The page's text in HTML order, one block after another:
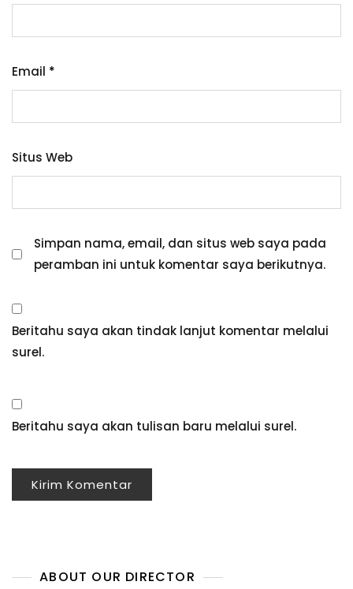
Email *
Situs Web
Simpan nama, email, dan situs web saya pada
peramban ini untuk komentar saya berikutnya.
Beritahu saya akan tindak lanjut komentar melalui
surel.
Beritahu saya akan tulisan baru melalui surel.
ABOUT OUR DIRECTOR